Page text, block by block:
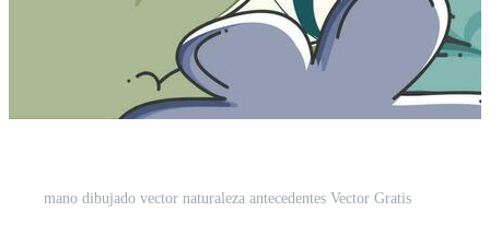
mano dibujado vector naturaleza antecedentes Vector Gratis